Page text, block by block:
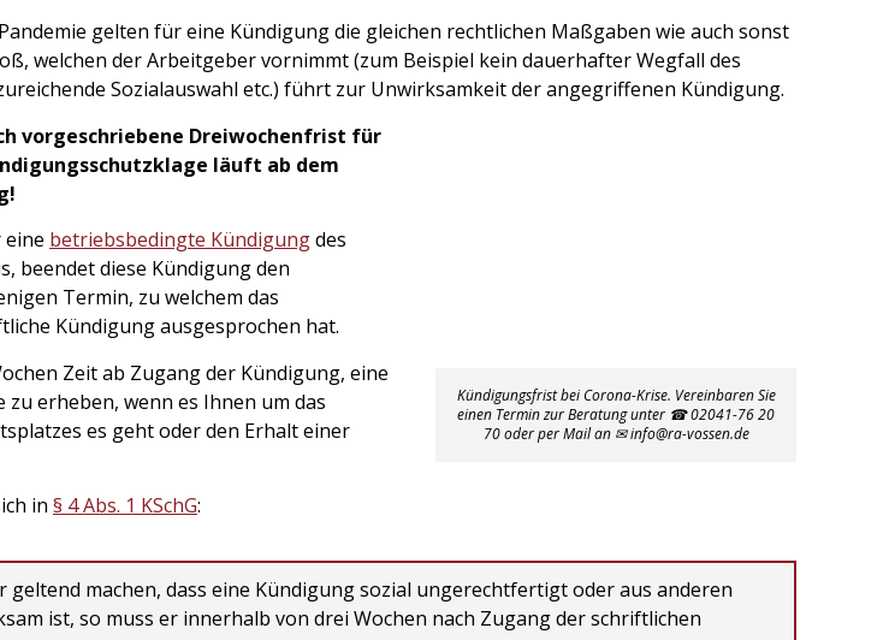
gelten für eine Kündigung die gleichen rechtlichen Maßgaben wie auch sonst
welchen der Arbeitgeber vornimmt (zum Beispiel kein dauerhafter Wegfall des
Sozialauswahl etc.) führt zur Unwirksamkeit der angegriffenen Kündigung.
Kündigungsfrist bei Corona-Krise. Vereinbaren Sie
einen Termin zur Beratung unter ☎ 02041-76 20
70 oder per Mail an ✉ info@ra-vossen.de
vorgeschriebene Dreiwochenfrist für
läuft ab dem
betriebsbedingte Kündigungdes
beendet diese Kündigung den
Termin, zu welchem das
Kündigung ausgesprochen hat.
Zeit ab Zugang der Kündigung, eine
erheben, wenn es Ihnen um das
es geht oder den Erhalt einer
in § 4 Abs. 1 KSchG:
geltend machen, dass eine Kündigung sozial ungerechtfertigt oder aus anderen
ist, so muss er innerhalb von drei Wochen nach Zugang der schriftlichen